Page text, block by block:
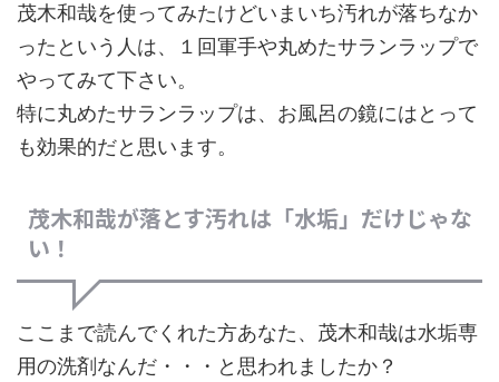
茂木和哉を使ってみたけどいまいち汚れが落ちなか
ったという人は、１回軍手や丸めたサランラップで
やってみて下さい。
特に丸めたサランラップは、お風呂の鏡にはとって
も効果的だと思います。
茂木和哉が落とす汚れは「水垢」だけじゃな
い！
ここまで読んでくれた方あなた、茂木和哉は水垢専
用の洗剤なんだ・・・と思われましたか？